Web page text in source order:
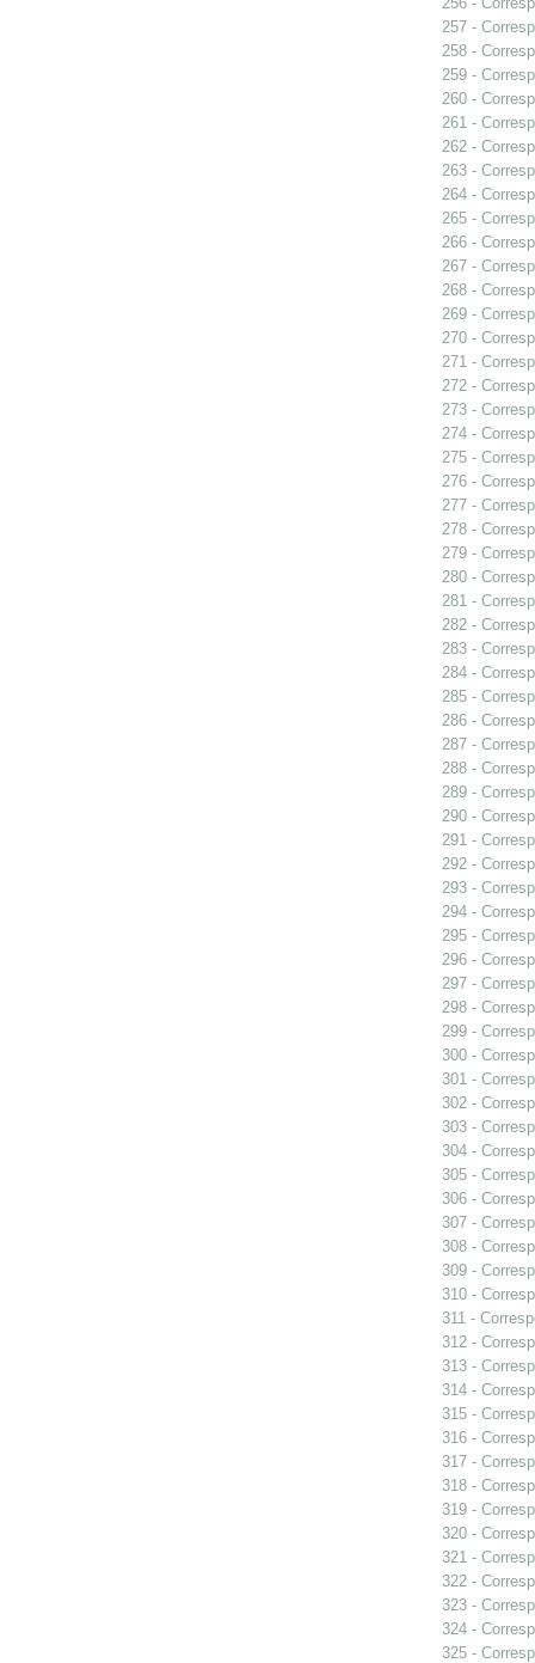
257 -
258 -
259 -
260 -
261 -
262 -
263 -
264 -
265 -
266 -
267 -
268 -
269 -
270 -
271 -
272 -
273 -
274 -
275 -
276 -
277 -
278 -
279 -
280 -
281 -
282 -
283 -
284 -
285 -
286 -
287 -
288 -
289 -
290 -
291 -
292 -
293 -
294 -
295 -
296 -
297 -
298 -
299 -
300 -
301 -
302 -
303 -
304 -
305 -
306 -
307 -
308 -
309 -
310 -
311 -
312 -
313 -
314 -
315 -
316 -
317 -
318 -
319 -
320 -
321 -
322 -
323 -
324 -
325 -